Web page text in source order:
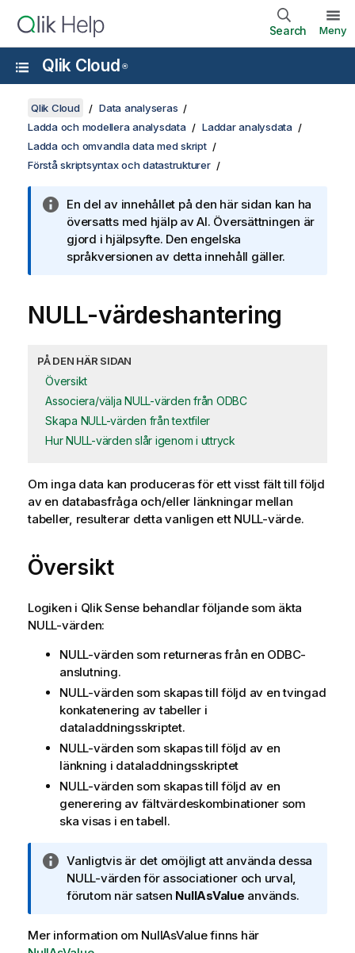
Search Meny
Qlik Cloud ®
Qlik Cloud
Data analyseras
Ladda och modellera analysdata
Laddar analysdata
Ladda och omvandla data med skript
Förstå skriptsyntax och datastrukturer
En del av innehållet på den här sidan kan ha
översatts med hjälp av AI. Översättningen är
gjord i hjälpsyfte. Den engelska
språkversionen av detta innehåll gäller.
NULL-värdeshantering
PÅ DEN HÄR SIDAN
Översikt
Associera/välja NULL-värden från ODBC
Skapa NULL-värden från textfiler
Hur NULL-värden slår igenom i uttryck
Om inga data kan produceras för ett visst fälttill följd
av en databasfråga och/eller länkningar mellan
tabeller, resulterar detta vanligen ett NULL-värde.
Översikt
Logiken i Qlik Sense behandlar följande som äkta
NULL-värden:
NULL-värden som returneras från en ODBC-
anslutning.
NULL-värden som skapas till följd av en tvingad
konkatenering av tabeller i
dataladdningsskriptet.
NULL-värden som skapas till följd av en
länkning i dataladdningsskriptet
NULL-värden som skapas till följd av en
generering av fältvärdeskombinationer som
ska visas i en tabell.
A
n
t
c
k
Vanligtvis är det omöjligt att använda dessa
NULL-värden för associationer och urval,
förutom när satsen NullAsValue används.
Mer information om NullAsValuefinns här